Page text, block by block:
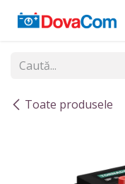
Toate produsele